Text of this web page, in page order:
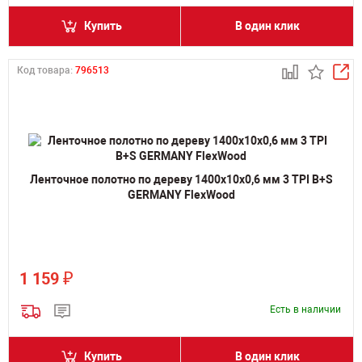
Купить В один клик
Код товара: 796513
Ленточное полотно по дереву 1400х10х0,6 мм 3 TPI B+S
GERMANY FlexWood
1 159 ₽
Есть в наличии
Купить В один клик